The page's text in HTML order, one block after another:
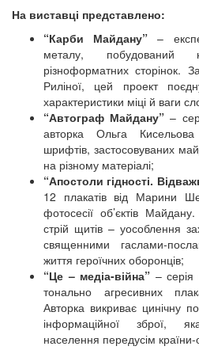
На виставці представлено:
“Карби Майдану” –
металу, побудований
різноформатних сторінок.
Риліної, цей проект
характеристики міці й ваги
“Автограф Майдану” –
авторка Ольга Кисельова
шрифтів, застосовуваних
на різному матеріалі;
“Апостоли гідності.
12 плакатів від Марини
фотосесії об’єктів
стрій щитів – уособлення
священними гаслами-
життя героїчних оборонців;
“Це – медіа-війна” – серія
тонально агресивних
Авторка викриває цинічну
інформаційної зброї,
населення передусім країни-